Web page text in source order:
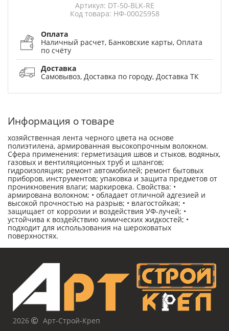
Артикул: DT-50-BLK-RE
Код товара: НФ-00025958
Оплата
Наличный расчет, Банковские карты, Оплата
по счёту
Доставка
Самовывоз, Доставка по городу, Доставка ТК
Информация о товаре
хозяйственная лента черного цвета на основе
полиэтилена, армированная высокопрочным волокном.
Сфера применения: герметизация швов и стыков, водяных,
газовых и вентиляционных труб и шлангов;
гидроизоляция; ремонт автомобилей; ремонт бытовых
приборов, инструментов; упаковка и защита предметов от
проникновения влаги; маркировка. Свойства: •
армирована волокном; • обладает отличной адгезией и
высокой прочностью на разрыв; • влагостойкая; •
защищает от коррозии и воздействия УФ-лучей; •
устойчива к воздействию химических жидкостей; •
подходит для использования на шероховатых
поверхностях.
2026
Арт-Строй-Креп